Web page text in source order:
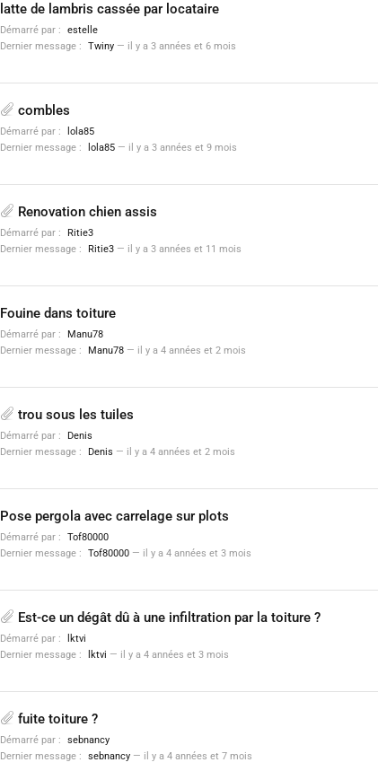
latte de lambris cassée par locataire
Démarré par :
estelle
Dernier message :
Twiny — il y a 3 années et 6 mois
combles
Démarré par :
lola85
Dernier message :
lola85 — il y a 3 années et 9 mois
Renovation chien assis
Démarré par :
Ritie3
Dernier message :
Ritie3 — il y a 3 années et 11 mois
Fouine dans toiture
Démarré par :
Manu78
Dernier message :
Manu78 — il y a 4 années et 2 mois
trou sous les tuiles
Démarré par :
Denis
Dernier message :
Denis — il y a 4 années et 2 mois
Pose pergola avec carrelage sur plots
Démarré par :
Tof80000
Dernier message :
Tof80000 — il y a 4 années et 3 mois
Est-ce un dégât dû à une infiltration par la toiture ?
Démarré par :
lktvi
Dernier message :
lktvi — il y a 4 années et 3 mois
fuite toiture ?
Démarré par :
sebnancy
Dernier message :
sebnancy — il y a 4 années et 7 mois